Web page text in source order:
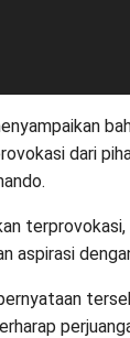
dari
aspirasi